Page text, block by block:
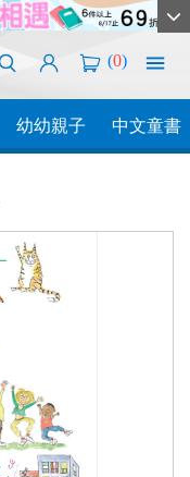
(0)
幼幼親子 中文童書